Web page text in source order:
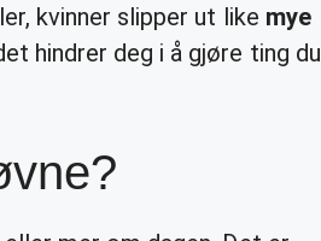
kvinner slipper ut like mye
hindrer deg i å gjøre ting du